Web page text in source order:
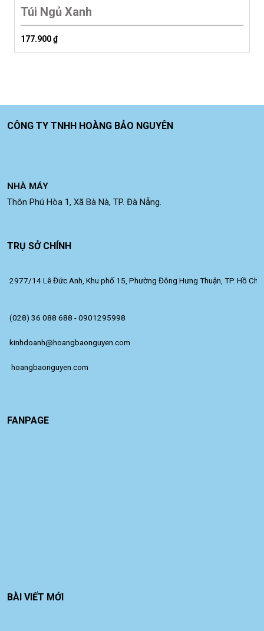
Túi Ngủ Xanh
177.900₫
CÔNG TY TNHH HOÀNG BẢO NGUYÊN
NHÀ MÁY
Thôn Phú Hòa 1, Xã Bà Nà, TP. Đà Nẵng.
TRỤ SỞ CHÍNH
2977/14 Lê Đức Anh, Khu phố 15, Phường Đông Hưng Thuận, TP. Hồ Chí
(028) 36 088 688 - 0901295998
kinhdoanh@hoangbaonguyen.com
hoangbaonguyen.com
FANPAGE
BÀI VIẾT MỚI